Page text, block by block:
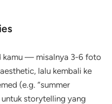
kamu — misalnya 3-6 foto
lalu kembali ke
(e.g. “summer
untuk storytelling yang